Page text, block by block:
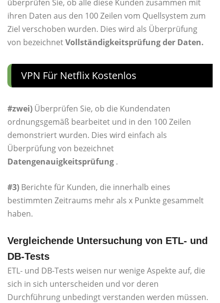
überprüfen Sie, ob alle diese Kunden zusammen mit
ihren Daten aus den 100 Zeilen vom Quellsystem zum
Ziel verschoben wurden. Dies wird als Überprüfung
von bezeichnetVollständigkeitsprüfung der Daten.
VPN Für Netflix Kostenlos
#zwei) Überprüfen Sie, ob die Kundendaten
ordnungsgemäß bearbeitet und in den 100 Zeilen
demonstriert wurden. Dies wird einfach als
Überprüfung von bezeichnet
Datengenauigkeitsprüfung .
#3) Berichte für Kunden, die innerhalb eines
bestimmten Zeitraums mehr als x Punkte gesammelt
haben.
Vergleichende Untersuchung von ETL- und
DB-Tests
ETL- und DB-Tests weisen nur wenige Aspekte auf, die
sich in sich unterscheiden und vor deren
Durchführung unbedingt verstanden werden müssen.